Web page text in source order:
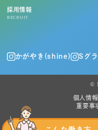
採用情報
RECRUIT
かがやき(shine) Sグ
©
個人情
重要事